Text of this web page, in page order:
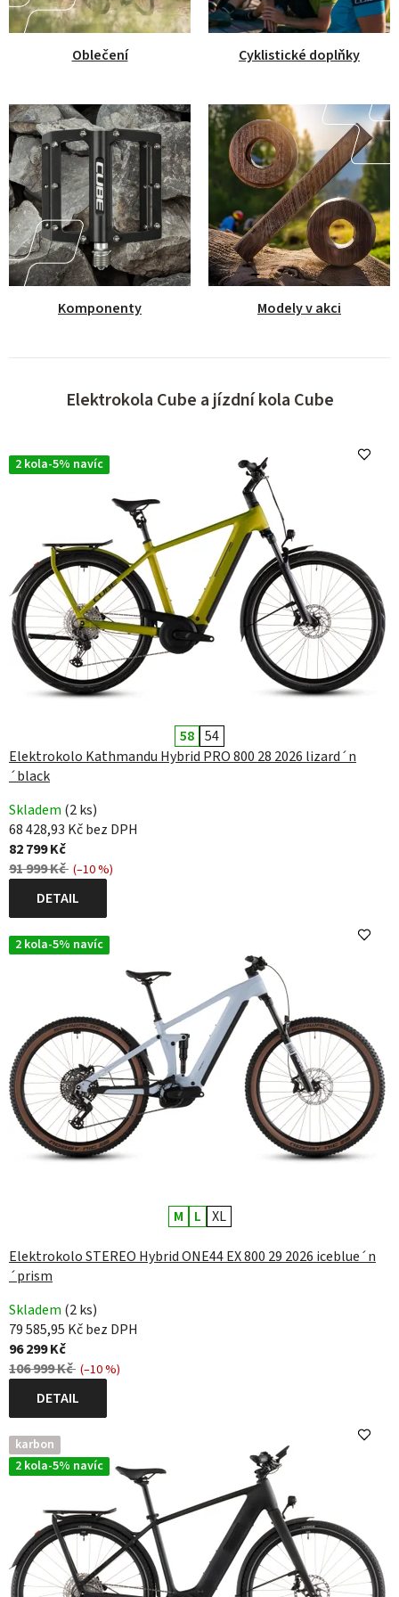
p
i
a
l
s
t
é
n
j
n
l
a
a
k
t
r
o
k
l
a
B
E
Oblečení Cyklistické doplňky
Komponenty Modely v akci
Elektrokola Cube a jízdní kola Cube
2 kola-5% navíc
58 54
Elektrokolo Kathmandu Hybrid PRO 800 28 2026 lizard´n
´black
Skladem (2 ks)
68 428,93 Kč bez DPH
82 799 Kč
91 999 Kč (–10 %)
DETAIL
2 kola-5% navíc
M L XL
Elektrokolo STEREO Hybrid ONE44 EX 800 29 2026 iceblue´n
´prism
Skladem (2 ks)
79 585,95 Kč bez DPH
96 299 Kč
106 999 Kč (–10 %)
DETAIL
karbon
2 kola-5% navíc